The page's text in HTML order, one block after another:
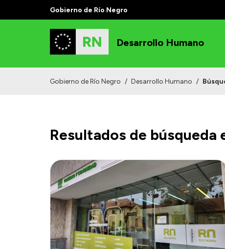
Gobierno de Río Negro
Desarrollo Humano
Gobierno de Río Negro / Desarrollo Humano /
Resultados de búsqueda